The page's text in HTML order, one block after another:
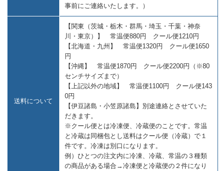
事前にご連絡いたします。）
送料について
【関東（茨城・栃木・群馬・埼玉・千葉・神奈
川・東京）】 常温便880円 クール便1210円
【北海道・九州】 常温便1320円 クール便1650
円
【沖縄】 常温便1870円 クール便2200円（※80
センチサイズまで）
【上記以外の地域】 常温便1100円 クール便143
0円
【伊豆諸島・小笠原諸島】別途連絡とさせていた
だきます。
※クール便とは冷凍便、冷蔵便のことです。常温
と冷蔵は同梱包とし送料はクール便（冷蔵）で１
件です。冷凍は別口になります。
例）ひとつの注文内に冷凍、冷蔵、常温の３種類
の商品がある場合→冷凍便と冷蔵便の２件になり